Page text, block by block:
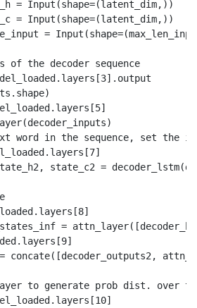
= Input(shape=(latent_dim,))
= Input(shape=(latent_dim,))
=
of the decoder sequence
word in the sequence, set
state_c2 =
=
concate([decoder_outputs2,
to generate prob dist. over